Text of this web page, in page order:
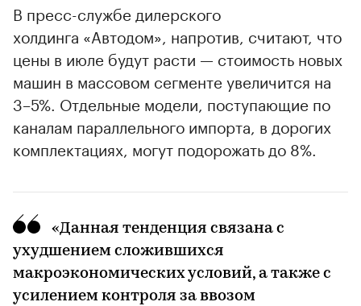
В пресс-службе дилерского
холдинга «Автодом», напротив, считают, что
цены в июле будут расти — стоимость новых
машин в массовом сегменте увеличится на
3–5%. Отдельные модели, поступающие по
каналам параллельного импорта, в дорогих
комплектациях, могут подорожать до 8%.
«Данная тенденция связана с
ухудшением сложившихся
макроэкономических условий, а также с
усилением контроля за ввозом